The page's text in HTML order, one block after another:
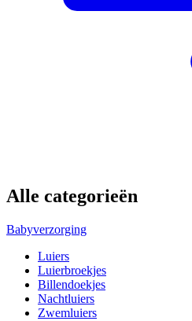
Alle categorieën
Babyverzorging
Luiers
Luierbroekjes
Billendoekjes
Nachtluiers
Zwemluiers